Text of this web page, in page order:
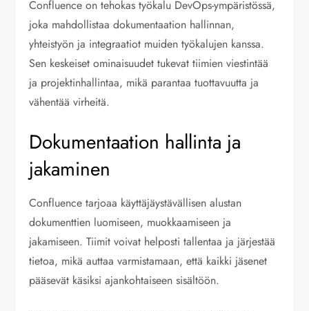
Confluence on tehokas työkalu DevOps-ympäristössä,
joka mahdollistaa dokumentaation hallinnan,
yhteistyön ja integraatiot muiden työkalujen kanssa.
Sen keskeiset ominaisuudet tukevat tiimien viestintää
ja projektinhallintaa, mikä parantaa tuottavuutta ja
vähentää virheitä.
Dokumentaation hallinta ja
jakaminen
Confluence tarjoaa käyttäjäystävällisen alustan
dokumenttien luomiseen, muokkaamiseen ja
jakamiseen. Tiimit voivat helposti tallentaa ja järjestää
tietoa, mikä auttaa varmistamaan, että kaikki jäsenet
pääsevät käsiksi ajankohtaiseen sisältöön.